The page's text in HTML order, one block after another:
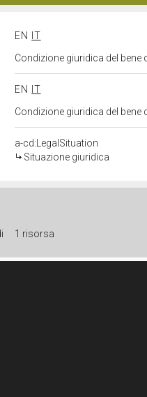
EN
IT
Condizione giuridica del
EN
IT
Condizione giuridica del
a-cd:LegalSituation
Situazione giuridica
1 risorsa